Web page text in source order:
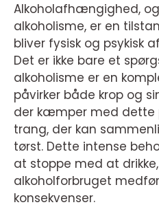
Alkoholafhængighed,
alkoholisme, er en
bliver fysisk og psykisk
Det er ikke bare et
alkoholisme er en
påvirker både krop og
der kæmper med dette
trang, der kan
tørst. Dette intense
at stoppe med at
alkoholforbruget
konsekvenser.